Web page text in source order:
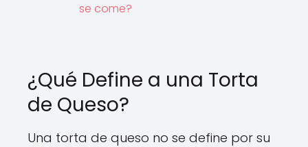
se come?
¿Qué Define a una Torta
de Queso?
Una torta de queso no se define por su